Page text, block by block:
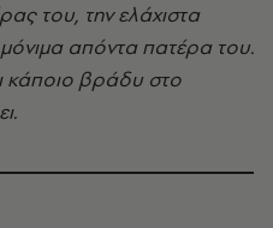
του, την ελάχιστα
απόντα πατέρα του.
κάποιο βράδυ στο